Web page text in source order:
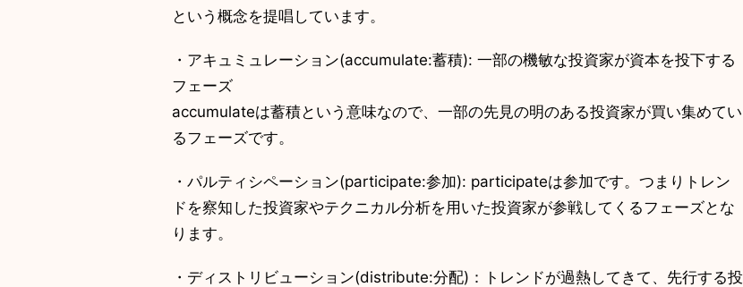
という概念を提唱しています。
・アキュミュレーション(accumulate:蓄積): 一部の機敏な投資家が資本を投下する
フェーズ
accumulateは蓄積という意味なので、一部の先見の明のある投資家が買い集めてい
るフェーズです。
・パルティシペーション(participate:参加): participateは参加です。つまりトレン
ドを察知した投資家やテクニカル分析を用いた投資家が参戦してくるフェーズとな
ります。
・ディストリビューション(distribute:分配)：トレンドが過熱してきて、先行する投